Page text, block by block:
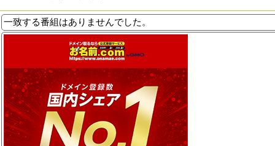
一致する番組はありませんでした。